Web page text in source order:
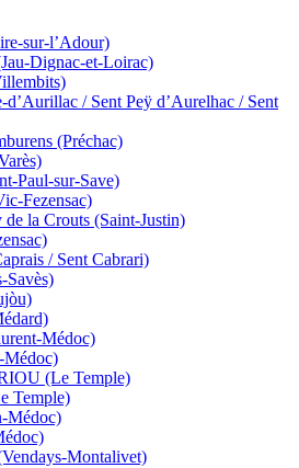
sur-l’Adour)
Dignac-et-Loirac)
/ Sent Peÿ d’Aurelhac / Sent
(Préchac)
Paul-sur-Save)
Fezensac)
la Crouts (Saint-Justin)
/ Sent Cabrari)
Savès)
Médoc)
(Le Temple)
Temple)
Médoc)
Montalivet)